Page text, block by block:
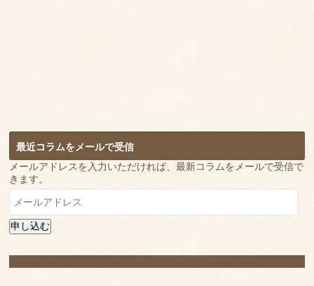
最近コラムをメールで受信
メールアドレスを入力いただければ、最新コラムをメールで受信で
きます。
メ
ー
ル
ア
レ
ス
申し込む